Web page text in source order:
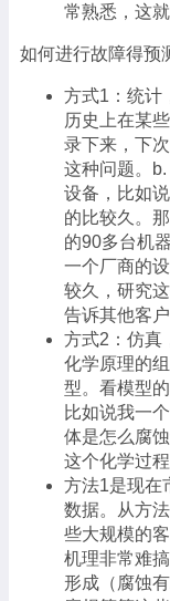
常熟悉，这
如何进行故障得预
方式1：统计
历史上在某
录下来，下
这种问题。
设备，比如
的比较久。
的90多台机
一个厂商的
较久，研究
告诉其他客
方式2：仿真
化学原理的
型。看模型
比如说我一
体是怎么腐
这个化学过
方法1是现在
数据。从方
些大规模的
机理非常难
形成（腐蚀